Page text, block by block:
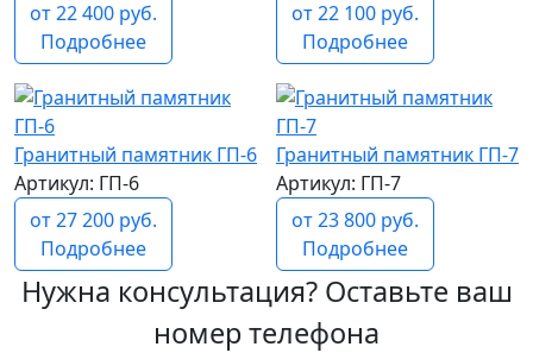
от 22 400 руб.
Подробнее
от 22 100 руб.
Подробнее
Гранитный памятник ГП-6
Артикул: ГП-6
от 27 200 руб.
Подробнее
Гранитный памятник ГП-7
Артикул: ГП-7
от 23 800 руб.
Подробнее
Нужна консультация? Оставьте ваш
номер телефона